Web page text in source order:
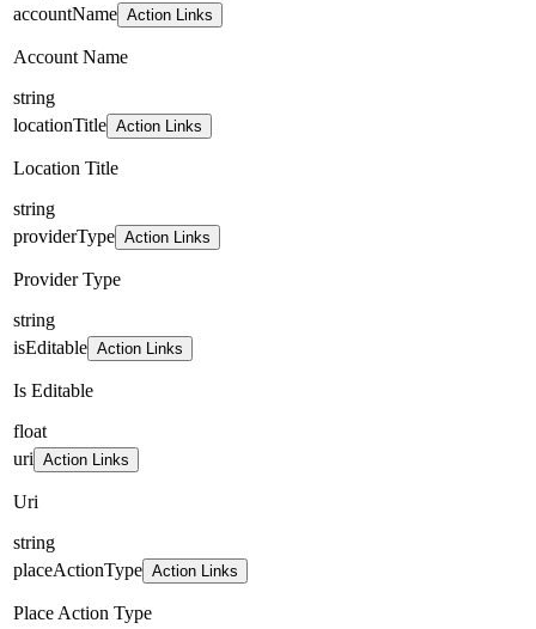
accountName Action Links
Account Name
string
locationTitle Action Links
Location Title
string
providerType Action Links
Provider Type
string
isEditable Action Links
Is Editable
float
uri Action Links
Uri
string
placeActionType Action Links
Place Action Type